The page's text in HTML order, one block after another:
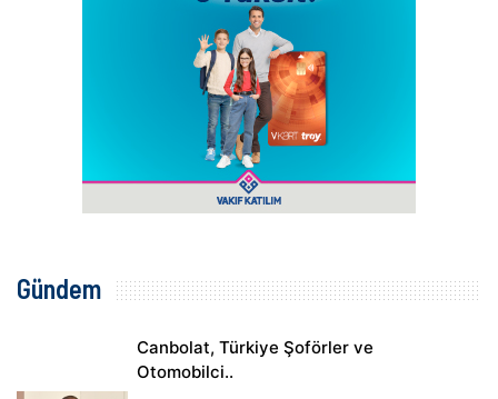
Gündem
Canbolat, Türkiye Şoförler ve
Otomobilci..